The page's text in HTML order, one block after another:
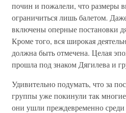
почин и пожалели, что размеры
ограничиться лишь балетом.
включены оперные постановки
Кроме того, вся широкая
должна быть отмечена. Целая
прошла под знаком Дягилева и
Удивительно подумать, что за
группы уже покинули так
они ушли преждевременно